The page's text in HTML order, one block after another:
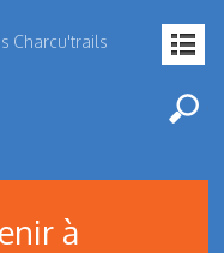
Charcu'trails
à